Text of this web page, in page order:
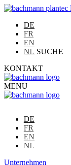
DE
FR
EN
NL SUCHE
KONTAKT
MENU
DE
FR
EN
NL
Unternehmen